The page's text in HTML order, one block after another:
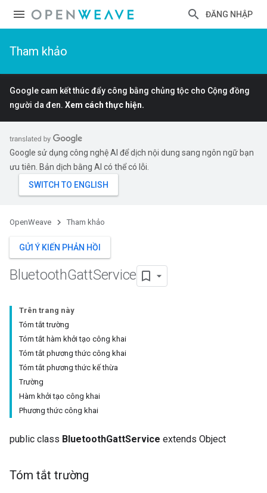
ĐĂNG NHẬP
Tham khảo
Google cam kết thúc đẩy công bằng chủng tộc cho Cộng đồng
người da đen. Xem cách thực hiện.
Google sử dụng công nghệ AI để dịch nội dung sang ngôn ngữ bạn
ưu tiên. Bản dịch bằng AI có thể có lỗi.
OpenWeave Tham khảo
GỬI Ý KIẾN PHẢN HỒI
BluetoothGattService
Trên trang này
Tóm tắt trường
Tóm tắt hàm khởi tạo công khai
Tóm tắt phương thức công khai
Tóm tắt phương thức kế thừa
Trường
Hàm khởi tạo công khai
Phương thức công khai
public class BluetoothGattService extends Object
Tóm tắt trường